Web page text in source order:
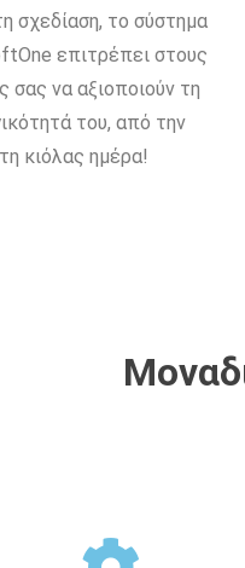
σχεδίαση, το σύστημα
επιτρέπει στους
σας να αξιοποιούν τη
του, από την
κιόλας ημέρα!